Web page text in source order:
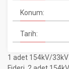
1 adet 154kV/
Konum:
Tarih: